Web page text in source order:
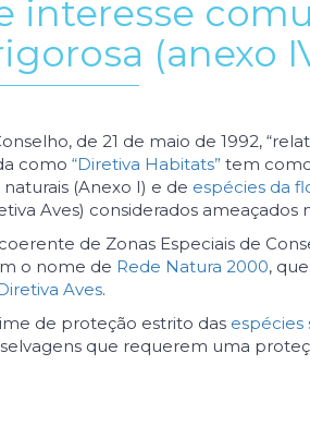
interesse
(anexo
de 21 de maio de 1992,
como “Diretiva Habitats” tem
(Anexo I) e de espécies da
Aves) considerados ameaçados
de Zonas Especiais de
o nome de Rede Natura 2000,
Aves.
de proteção estrito das espécies
que requerem uma